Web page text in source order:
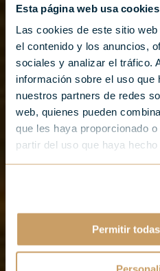
Esta página web usa cookies
Las cookies de este sitio
el contenido y los anuncios,
sociales y analizar el tráfico.
información sobre el uso que
nuestros partners de redes
web, quienes pueden
que les haya proporcionado
partir del uso que haya
Permitir